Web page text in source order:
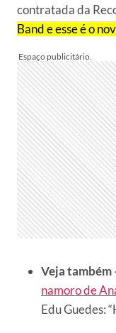
contratada da
Band e esse é o
Veja também
namoro de
Edu Guedes: